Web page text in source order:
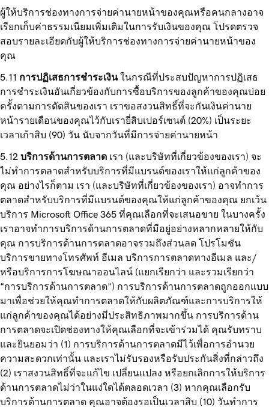
ผู้ให้บริการช่องทางการจ่ายค่านายหน้าของคุณหรือคนกลางอาจ
เรียกเก็บค่าธรรมเนียมเพิ่มเติมในการรับเงินของคุณ โปรดตรวจ
สอบรายละเอียดกับผู้ให้บริการช่องทางการจ่ายค่านายหน้าของ
คุณ
การปฏิเสธการชำระเงินในกรณีที่ประสบปัญหาการปฏิเสธ
การชำระเงินอันเกี่ยวข้องกับการซื้อบริการของลูกค้าของคุณบ่อย
ครั้งตามการตัดสินของเรา เราขอสงวนสิทธิ์ที่จะกันเงินค่านาย
หน้ารายเดือนของคุณไว้กับเรายี่สิบเปอร์เซนต์ (20%) เป็นระยะ
เวลาเก้าสิบ (90) วัน นับจากวันที่มีการจ่ายค่านายหน้า
บริการด้านการตลาด เรา (และบริษัทที่เกี่ยวข้องของเรา) จะ
ไม่ทำการตลาดสำหรับบริการที่มีแบรนด์ของเราให้แก่ลูกค้าของ
คุณ อย่างไรก็ตาม เรา (และบริษัทที่เกี่ยวข้องของเรา) อาจทำการ
ตลาดสำหรับบริการที่มีแบรนด์ของคุณให้แก่ลูกค้าของคุณ ยกเว้น
บริการ Microsoft Office 365 ที่คุณเลือกที่จะเสนอขาย ในบางครั้ง
เราอาจทำการบริการด้านการตลาดที่มีอยู่อย่างหลากหลายให้กับ
คุณ การบริการด้านการตลาดอาจรวมถึงส่วนลด โปรโมชัน
บริการขายทางโทรศัพท์ อีเมล บริการการตลาดทางอีเมล และ/
หรือบริการการโฆษณาออนไลน์ (แยกเรียกว่า และรวมเรียกว่า
“การบริการด้านการตลาด”) การบริการด้านการตลาดถูกออกแบบ
มาเพื่อช่วยให้คุณทำการตลาดให้กับผลิตภัณฑ์และการบริการให้
แก่ลูกค้าของคุณได้อย่างมีประสิทธิภาพมากขึ้น การบริการด้าน
การตลาดจะเปิดช่องทางให้คุณเลือกที่จะเข้าร่วมได้ คุณรับทราบ
และยินยอมว่า (1) การบริการด้านการตลาดมีไว้เพื่อการอำนวย
ความสะดวกเท่านั้น และเราไม่รับรองหรือรับประกันสิ่งที่กล่าวถึง
(2) เราสงวนสิทธิ์ที่จะแก้ไข เปลี่ยนแปลง หรือยกเลิกการให้บริการ
ด้านการตลาดไม่ว่าในแง่ใดได้ตลอดเวลา (3) หากคุณเลือกรับ
บริการด้านการตลาด คุณอาจต้องรอเป็นเวลาสิบ (10) วันทำการ